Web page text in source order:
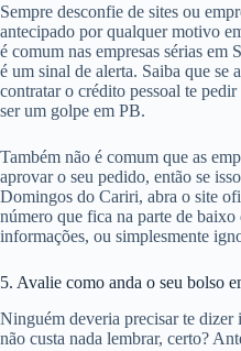
Sempre desconfie de sites ou
antecipado por qualquer motivo
é comum nas empresas sérias
é um sinal de alerta. Saiba que se
contratar o crédito pessoal te
ser um golpe em PB.
Também não é comum que as
aprovar o seu pedido, então se
Domingos do Cariri, abra o site
número que fica na parte de
informações, ou simplesmente
5. Avalie como anda o seu bolso
Ninguém deveria precisar te dizer
não custa nada lembrar, certo?